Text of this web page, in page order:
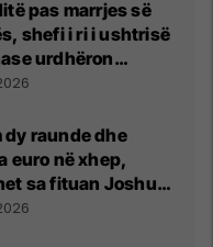
pas marrjes së
shefi i ri i ushtrisë
urdhëron
të madh
dy raunde dhe
euro në xhep,
sa fituan Joshua